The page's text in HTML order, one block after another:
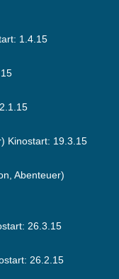
1.4.15
Kinostart: 19.3.15
Abenteuer)
26.3.15
26.2.15